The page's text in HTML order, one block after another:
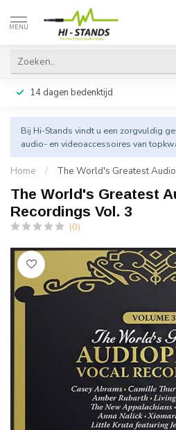
MENU
14 dagen bedenktijd
Bij Hi-Stands vindt u een zorgvuldig
audio- en videoaccessoires van
Home / The World's Greatest
The World's Greatest
Recordings Vol. 3
(0)